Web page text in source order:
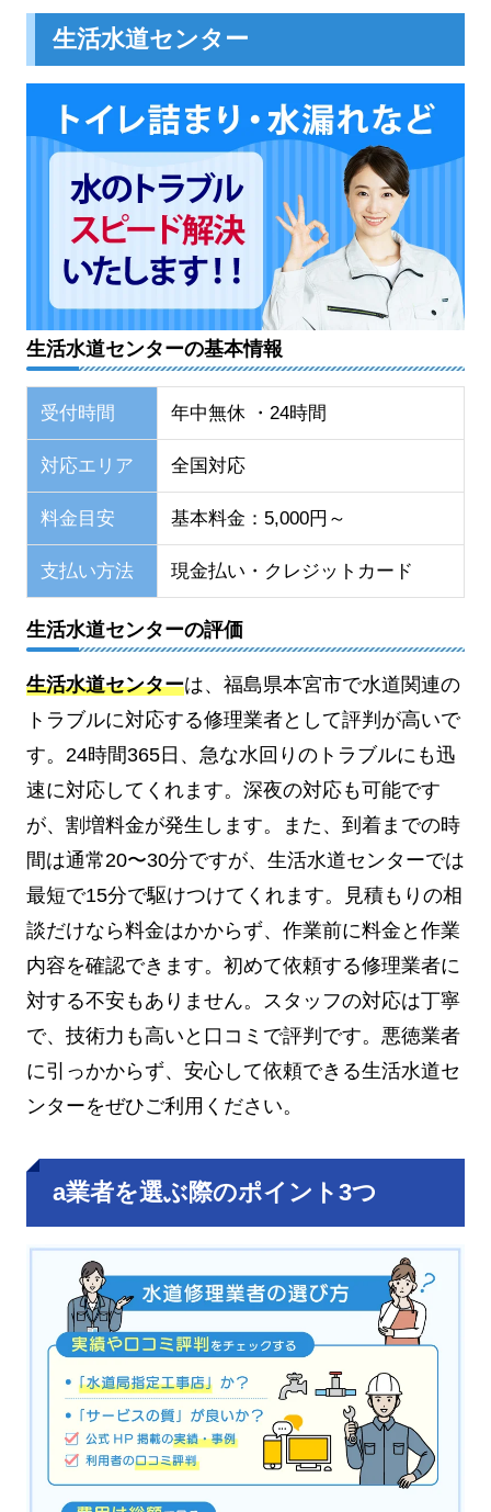
生活水道センター
生活水道センターの基本情報
受付時間 年中無休 ・24時間
対応エリア 全国対応
料金目安 基本料金：5,000円～
支払い方法 現金払い・クレジットカード
生活水道センターの評価
生活水道センターは、福島県本宮市で水道関連の
トラブルに対応する修理業者として評判が高いで
す。24時間365日、急な水回りのトラブルにも迅
速に対応してくれます。深夜の対応も可能です
が、割増料金が発生します。また、到着までの時
間は通常20〜30分ですが、生活水道センターでは
最短で15分で駆けつけてくれます。見積もりの相
談だけなら料金はかからず、作業前に料金と作業
内容を確認できます。初めて依頼する修理業者に
対する不安もありません。スタッフの対応は丁寧
で、技術力も高いと口コミで評判です。悪徳業者
に引っかからず、安心して依頼できる生活水道セ
ンターをぜひご利用ください。
a業者を選ぶ際のポイント3つ